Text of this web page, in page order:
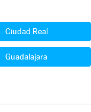
Ciudad Real
Guadalajara